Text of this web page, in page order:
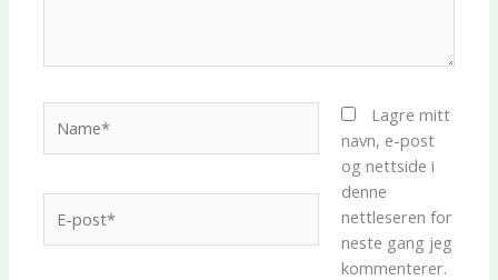
post*
Lagre mitt
navn, e-post
og nettside i
denne
nettleseren for
neste gang jeg
kommenterer.